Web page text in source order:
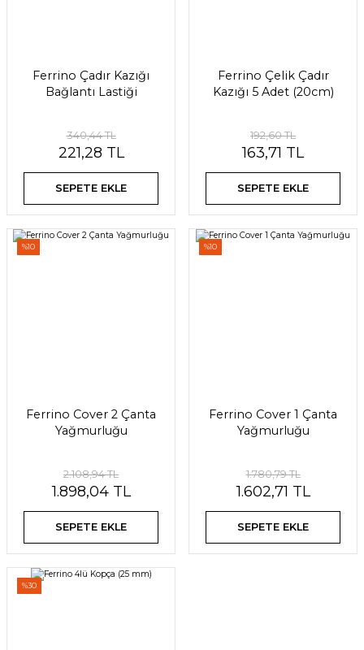
Ferrino Çadır Kazığı
Bağlantı Lastiği
340,44 TL
221,28 TL
SEPETE EKLE
Ferrino Çelik Çadır
Kazığı 5 Adet (20cm)
192,60 TL
163,71 TL
SEPETE EKLE
%10
Ferrino Cover 2 Çanta
Yağmurluğu
2.108,94 TL
1.898,04 TL
SEPETE EKLE
%10
Ferrino Cover 1 Çanta
Yağmurluğu
1.780,79 TL
1.602,71 TL
SEPETE EKLE
%30